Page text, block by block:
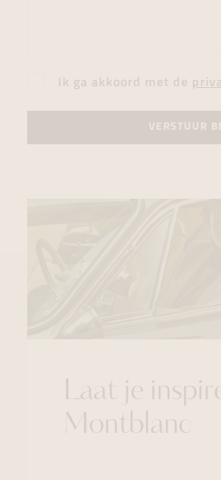
Ik ga akkoord met de
VERSTUUR
Laat je
Montblanc